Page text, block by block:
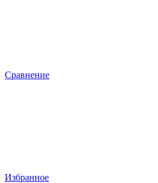
Сравнение
Избранное